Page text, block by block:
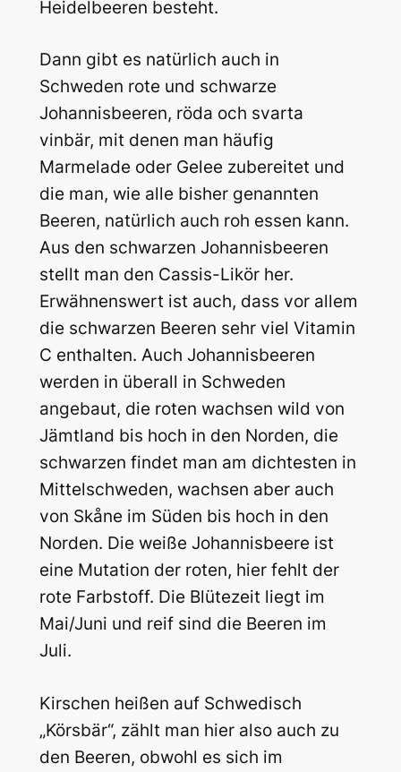
Heidelbeeren besteht.
Dann gibt es natürlich auch in
Schweden rote und schwarze
Johannisbeeren, röda och svarta
vinbär, mit denen man häufig
Marmelade oder Gelee zubereitet und
die man, wie alle bisher genannten
Beeren, natürlich auch roh essen kann.
Aus den schwarzen Johannisbeeren
stellt man den Cassis-Likör her.
Erwähnenswert ist auch, dass vor allem
die schwarzen Beeren sehr viel Vitamin
C enthalten. Auch Johannisbeeren
werden in überall in Schweden
angebaut, die roten wachsen wild von
Jämtland bis hoch in den Norden, die
schwarzen findet man am dichtesten in
Mittelschweden, wachsen aber auch
von Skåne im Süden bis hoch in den
Norden. Die weiße Johannisbeere ist
eine Mutation der roten, hier fehlt der
rote Farbstoff. Die Blütezeit liegt im
Mai/Juni und reif sind die Beeren im
Juli.
Kirschen heißen auf Schwedisch
„Körsbär“, zählt man hier also auch zu
den Beeren, obwohl es sich im